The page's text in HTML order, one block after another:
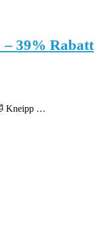
– 39% Rabatt
Kneipp …